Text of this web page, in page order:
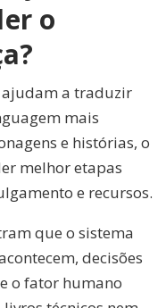
o
a traduzir
mais
e histórias, o
melhor etapas
e recursos.
que o sistema
decisões
o fator humano